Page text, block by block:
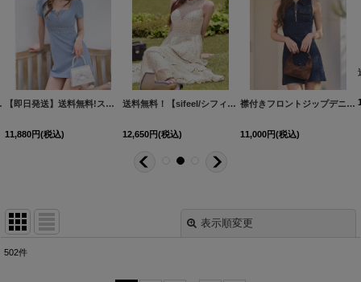
[
ー】[OF01] 【SB】dzwvBF 【即日発送】送料無料!スクエアネック/フロントジップ/ビジュー/Aライン/ワンピースミニドレス/キャバドレス【XS-XLサイズ/4カラー】[OF01]【SB】dzkgIA
11,880円(税込)
送料無料！【sifeel/シフィール】ドット/シアー/ビジュー/ノースリーブ/アメスリ/ティアード/フレア/ワンピース/ロングドレス/キャバドレス【XS-Lサイズ/1カラー】[OF01]【SB】dzwLD【一部予約商品/8月下旬発送予定】
12,650円(税込)
襟付きフロントジップデニムタイトミニドレス/キャバドレス【XS-Mサイズ/1カラー】[OF01]【SB】dzmuAG
11,000円(税込)
表示順変更
502件